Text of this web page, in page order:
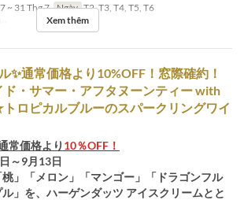
~ 31 Thg 7 Ngày T2, T3, T4, T5, T6
Xem thêm
✨通常価格より10%OFF！窓際確約！
ド・サマー・アフタヌーンティー with
ロピカルブルーのスパークリングワイ
常価格より 10％OFF！
～9月13日
」「メロン」「マンゴー」「ドラゴンフル
」を、ハーゲンダッツ アイスクリームとと